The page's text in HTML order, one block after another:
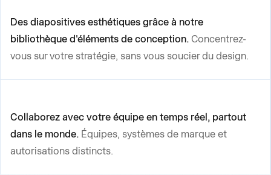
Des diapositives esthétiques grâce à notre
bibliothèque d'éléments de conception. Concentrez-
vous sur votre stratégie, sans vous soucier du design.
Collaborez avec votre équipe en temps réel, partout
dans le monde. Équipes, systèmes de marque et
autorisations distincts.